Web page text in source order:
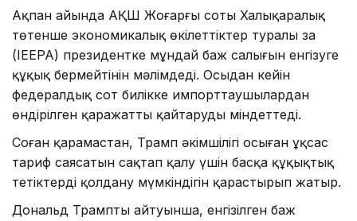
Ақпан айында АҚШ Жоғарғы соты Халықаралық
төтенше экономикалық өкілеттіктер туралы заң
(IEEPA) президентке мұндай баж салығын енгізуге
құқық бермейтінін мәлімдеді. Осыдан кейін
федералдық сот билікке импорттаушылардан
өндірілген қаражатты қайтаруды міндеттеді.
Соған қарамастан, Трамп әкімшілігі осыған ұқсас
тариф саясатын сақтап қалу үшін басқа құқықтық
тетіктерді қолдану мүмкіндігін қарастырып жатыр.
Дональд Трамптың айтуынша, енгізілген баж